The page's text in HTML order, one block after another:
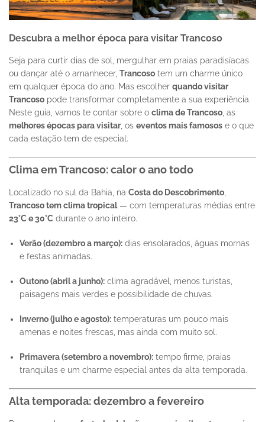
Descubra a melhor época para visitar Trancoso
Seja para curtir dias de sol, mergulhar em praias paradisíacas
ou dançar até o amanhecer, Trancoso tem um charme único
em qualquer época do ano. Mas escolher quando visitar
Trancoso pode transformar completamente a sua experiência.
Neste guia, vamos te contar sobre o clima de Trancoso , as
melhores épocas para visitar, os eventos mais famosos e o que
cada estação tem de especial.
Clima em Trancoso: calor o ano todo
Localizado no sul da Bahia, na Costa do Descobrimento
Trancoso tem clima tropical— com temperaturas médias entre
23°C e 30°C durante o ano inteiro.
Verão (dezembro a março):dias ensolarados, águas mornas
e festas animadas.
Outono (abril a junho):clima agradável, menos turistas,
paisagens mais verdes e possibilidade de chuvas.
Inverno (julho e agosto):temperaturas um pouco mais
amenas e noites frescas, mas ainda com muito sol.
Primavera (setembro a novembro):tempo firme, praias
tranquilas e um charme especial antes da alta temporada.
Alta temporada: dezembro a fevereiro